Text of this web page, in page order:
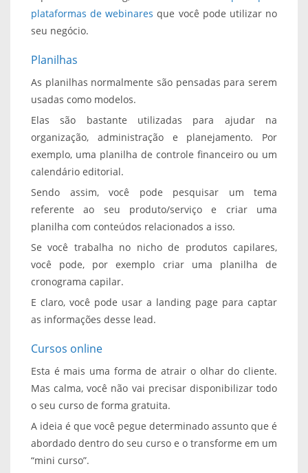
plataformas de webinares que você pode utilizar no
seu negócio.
Planilhas
As planilhas normalmente são pensadas para serem
usadas como modelos.
Elas são bastante utilizadas para ajudar na
organização, administração e planejamento. Por
exemplo, uma planilha de controle financeiro ou um
calendário editorial.
Sendo assim, você pode pesquisar um tema
referente ao seu produto/serviço e criar uma
planilha com conteúdos relacionados a isso.
Se você trabalha no nicho de produtos capilares,
você pode, por exemplo criar uma planilha de
cronograma capilar.
E claro, você pode usar a landing page para captar
as informações desse lead.
Cursos online
Esta é mais uma forma de atrair o olhar do cliente.
Mas calma, você não vai precisar disponibilizar todo
o seu curso de forma gratuita.
A ideia é que você pegue determinado assunto que é
abordado dentro do seu curso e o transforme em um
“mini curso”.